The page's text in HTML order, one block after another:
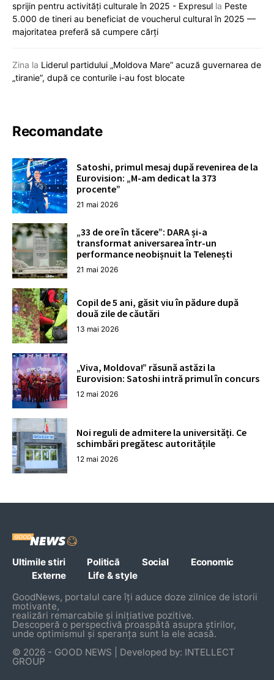
sprijin pentru activități culturale în 2025 - Expresul la Peste
5.000 de tineri au beneficiat de voucherul cultural în 2025 —
majoritatea preferă să cumpere cărți
Zina la Liderul partidului „Moldova Mare” acuză guvernarea de
„tiranie”, după ce conturile i-au fost blocate
Recomandate
Satoshi, primul mesaj după revenirea de la
Eurovision: „M-am dedicat la 373
procente”
21 mai 2026
„33 de ore în tăcere”: DARA și-a
transformat aniversarea într-un
performance neobișnuit la Telenești
21 mai 2026
Copil de 5 ani, găsit viu în pădure după
două zile de căutări
13 mai 2026
„Viva, Moldova!” răsună astăzi la
Eurovision: Satoshi intră primul în concurs
12 mai 2026
Noi reguli de admitere la universități. Ce
schimbări pregătesc autoritățile
12 mai 2026
Ultimile stiri Politică Social
Economic
Externe
Life & style
GoodNews, portalul care îți aduce doze zilnice de istorii
motivante,
realizări remarcabile și inițiative pozitive.
Descoperă o perspectivă proaspătă asupra știrilor,
unde optimismul și speranța sunt la ele acasă.
© 2026 - GOOD NEWS | Developed by: INTELLECT
GROUP